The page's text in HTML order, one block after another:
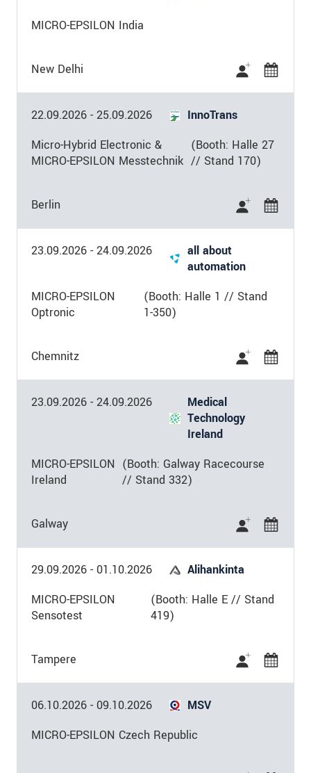
New Delhi
MICRO-EPSILON India
22.09.2026 - 25.09.2026 InnoTrans
Berlin
Micro-Hybrid Electronic &
MICRO-EPSILON Messtechnik
(Booth: Halle 27
// Stand 170)
23.09.2026 - 24.09.2026
all about
automation
Chemnitz
MICRO-EPSILON
Optronic
(Booth: Halle 1 // Stand
1-350)
23.09.2026 - 24.09.2026
Medical
Technology
Ireland
Galway
MICRO-EPSILON
Ireland
(Booth: Galway Racecourse
// Stand 332)
29.09.2026 - 01.10.2026 Alihankinta
Tampere
MICRO-EPSILON
Sensotest
(Booth: Halle E // Stand
419)
06.10.2026 - 09.10.2026 MSV
MICRO-EPSILON Czech Republic